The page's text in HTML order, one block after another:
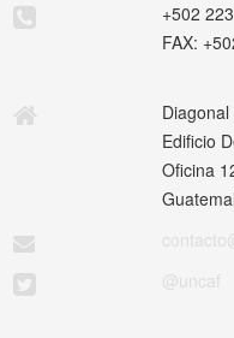
+502
FAX:
Edificio
Oficina
@uncaf